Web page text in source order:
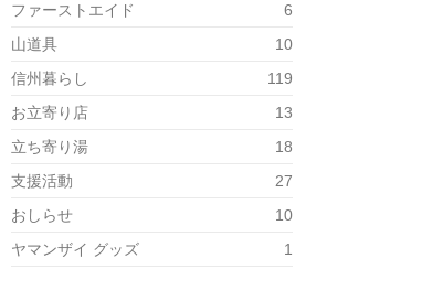
ファーストエイド
6
山道具
10
信州暮らし
119
お立寄り店
13
立ち寄り湯
18
支援活動
27
おしらせ
10
ヤマンザイ グッズ
1